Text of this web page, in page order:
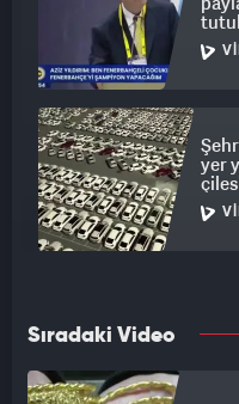
yer
Sıradaki Video